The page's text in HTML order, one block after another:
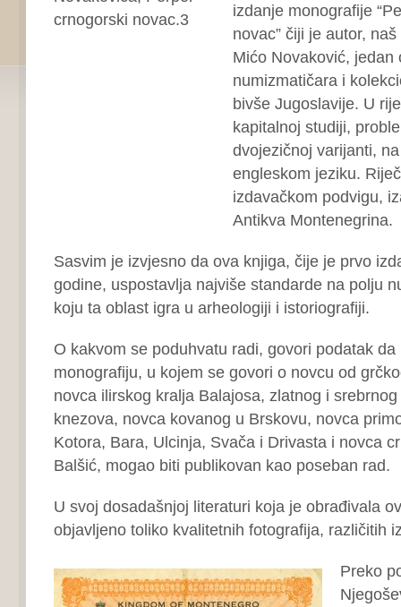
izdanje monografije
novac” čiji je autor,
Mićo Novaković, jedan
numizmatičara i
bivše Jugoslavije. U
kapitalnoj studiji,
dvojezičnoj varijanti,
engleskom jeziku.
izdavačkom podvigu,
Antikva Montenegrina.
Sasvim je izvjesno da ova knjiga, čije je prvo
godine, uspostavlja najviše standarde na polju
koju ta oblast igra u arheologiji i istoriografiji.
O kakvom se poduhvatu radi, govori podatak
monografiju, u kojem se govori o novcu od
novca ilirskog kralja Balajosa, zlatnog i
knezova, novca kovanog u Brskovu, novca
Kotora, Bara, Ulcinja, Svača i Drivasta i novca
Balšić, mogao biti publikovan kao poseban rad.
U svoj dosadašnjoj literaturi koja je obrađivala
objavljeno toliko kvalitetnih fotografija, različitih
Preko